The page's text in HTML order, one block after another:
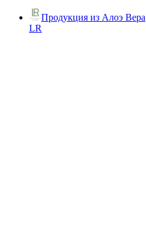
Продукция из Алоэ Вера
LR